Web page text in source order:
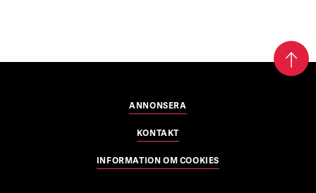
ANNONSERA
KONTAKT
INFORMATION OM COOKIES